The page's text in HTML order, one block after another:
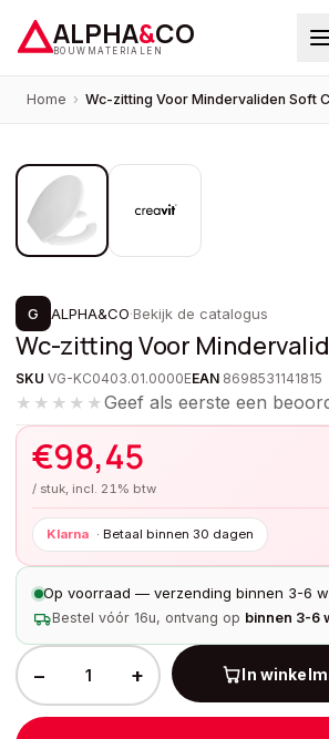
ALPHA&CO
BOUWMATERIALEN
Home › Wc-zitting Voor Mindervaliden Soft
G ALPHA&CO·Bekijk de catalogus
Wc-zitting Voor
SKU VG-KC0403.01.0000EEAN 8698531141815
★★★★★Geef als eerste een
€98,45
/ stuk, incl. 21% btw
Klarna · Betaal binnen 30 dagen
Op voorraad — verzending binnen 3-6
Bestel vóór 16u, ontvang op binnen 3-6
− + In